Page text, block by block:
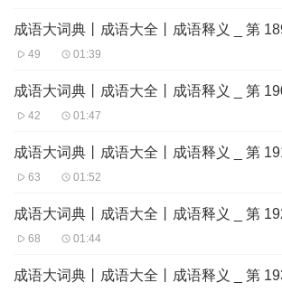
成语大词典丨成语大全丨成语释义 _ 第
49 01:39
成语大词典丨成语大全丨成语释义 _ 第
42 01:47
成语大词典丨成语大全丨成语释义 _ 第
63 01:52
成语大词典丨成语大全丨成语释义 _ 第
68 01:44
成语大词典丨成语大全丨成语释义 _ 第